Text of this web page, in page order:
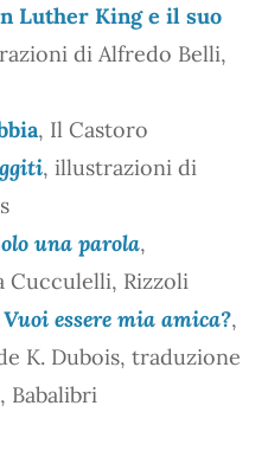
Luther King e il suo
di Alfredo Belli,
, Il Castoro
, illustrazioni di
una parola,
Cucculelli, Rizzoli
Vuoi essere mia amica?,
K. Dubois, traduzione
Babalibri